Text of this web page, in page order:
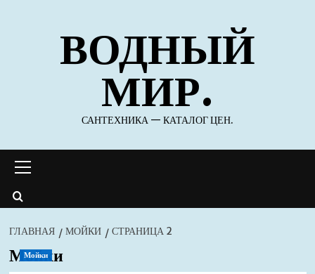
содержимомуВОДНЫЙ
МИР.
САНТЕХНИКА — КАТАЛОГ ЦЕН.
меню
ГЛАВНАЯ МОЙКИ СТРАНИЦА 2
Мойки
Мойки